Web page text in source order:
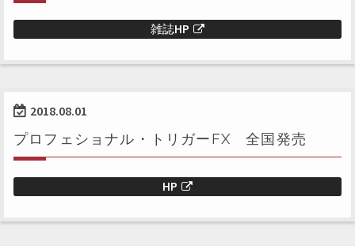
雑誌HP
2018.08.01
プロフェショナル・トリガーFX 全国発売
HP